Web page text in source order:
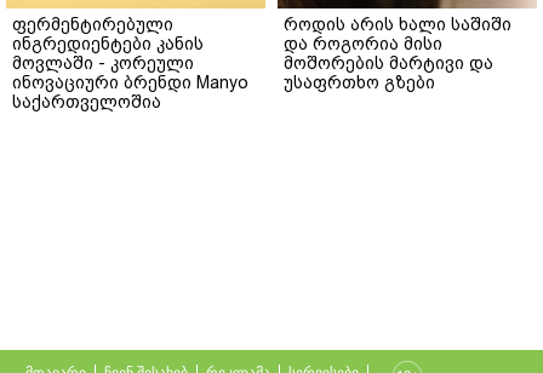
ფერმენტირებული
ინგრედიენტები კანის
მოვლაში - კორეული
ინოვაციური ბრენდი Manyo
საქართველოშია
როდის არის ხალი საშიში
და როგორია მისი
მოშორების მარტივი და
უსაფრთხო გზები